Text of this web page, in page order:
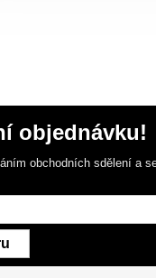
objednávku!
obchodních sdělení a